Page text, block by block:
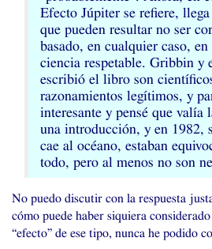
Efecto Júpiter se refiere,
que pueden resultar no ser
basado, en cualquier caso,
ciencia respetable. Gribbin y
escribió el libro son
razonamientos legítimos, y
interesante y pensé que valía
una introducción, y en 1982,
cae al océano, estaban
todo, pero al menos no son
No puedo discutir con la respuesta
cómo puede haber siquiera
“efecto” de ese tipo, nunca he podido